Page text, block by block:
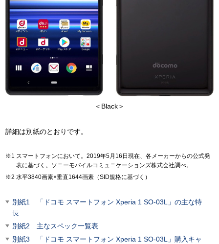
＜Black＞
詳細は別紙のとおりです。
スマートフォンにおいて。2019年5月16日現在、各メーカーからの公式発
表に基づく。ソニーモバイルコミュニケーションズ株式会社調べ。
水平3840画素×垂直1644画素（SID規格に基づく）
別紙1 「ドコモ スマートフォン Xperia 1 SO-03L」の主な特
長
別紙2 主なスペック一覧表
別紙3 「ドコモ スマートフォン Xperia 1 SO-03L」購入キャ